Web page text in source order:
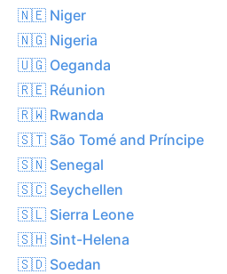
🇳🇪 Niger
🇳🇬 Nigeria
🇺🇬 Oeganda
🇷🇪 Réunion
🇷🇼 Rwanda
🇸🇹 São Tomé and Príncipe
🇸🇳 Senegal
🇸🇨 Seychellen
🇸🇱 Sierra Leone
🇸🇭 Sint-Helena
🇸🇩 Soedan